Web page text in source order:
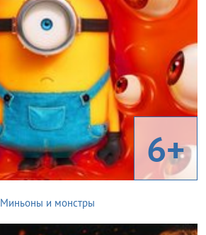
6+
Миньоны и монстры